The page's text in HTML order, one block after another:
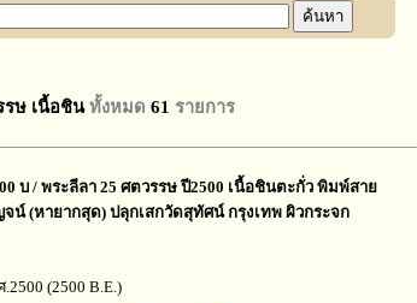
รษ เนื้อชินทั้งหมด 61 รายการ
บ / พระลีลา 25 ศตวรรษ ปี2500 เนื้อชินตะกั่ว พิมพ์สาย
น์ (หายากสุด) ปลุกเสกวัดสุทัศน์ กรุงเทพ ผิวกระจก
.2500 (2500 B.E.)